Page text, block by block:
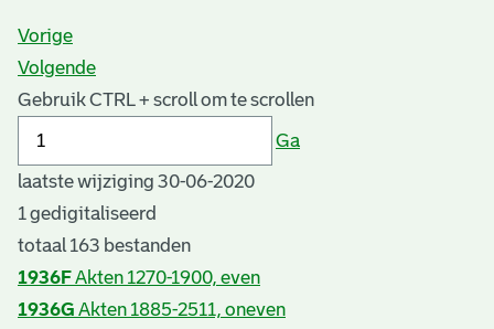
Vorige
Volgende
Gebruik CTRL + scroll om te scrollen
Ga
laatste wijziging 30-06-2020
1 gedigitaliseerd
totaal 163 bestanden
1936FAkten 1270-1900, even
1936G Akten 1885-2511, oneven